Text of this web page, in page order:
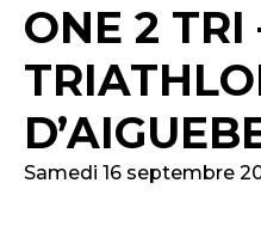
ONE 2 TRI
Samedi 16 septembre